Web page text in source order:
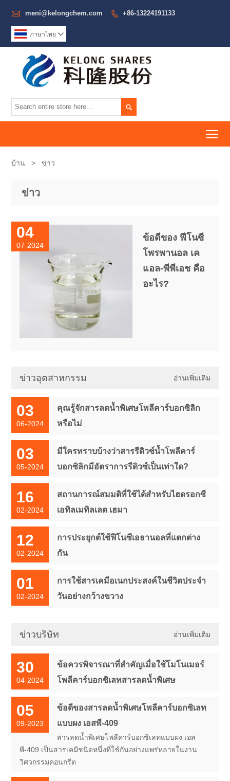
 meni@kelongchem.com  +86-13224191133
ภาษาไทย 

บ้าน > ข่าว
ข่าว
04
07-2024
ข้อดีของ ฟีโนซี
โพรพานอล เค
แอล-พีพีเอช คือ
อะไร?
ข่าวอุตสาหกรรม อ่านเพิ่มเติม
03
06-2024
คุณรู้จักสารลดน้ำพิเศษโพลีคาร์บอกซิลิก
หรือไม่
03
05-2024
มีใครทราบบ้างว่าสารรีดิวซ์น้ำโพลีคาร์
บอกซิลิกมีอัตราการรีดิวซ์เป็นเท่าใด?
16
02-2024
สถานการณ์สมมติที่ใช้ได้สำหรับไฮดรอกซี
เอทิลเมทิลเลต เฮมา
12
02-2024
การประยุกต์ใช้ฟีโนซีเอธานอลที่แตกต่าง
กัน
01
02-2024
การใช้สารเคมีอเนกประสงค์ในชีวิตประจำ
วันอย่างกว้างขวาง
ข่าวบริษัท อ่านเพิ่มเติม
30
04-2024
ข้อควรพิจารณาที่สำคัญเมื่อใช้โมโนเมอร์
โพลีคาร์บอกซิเลทสารลดน้ำพิเศษ
05
09-2023
ข้อดีของสารลดน้ำพิเศษโพลีคาร์บอกซิเลท
แบบผง เอสพี-409
สารลดน้ำพิเศษโพลีคาร์บอกซิเลทแบบผง เอส
พี-409 เป็นสารเคมีชนิดหนึ่งที่ใช้กันอย่างแพร่หลายในงาน
วิศวกรรมคอนกรีต